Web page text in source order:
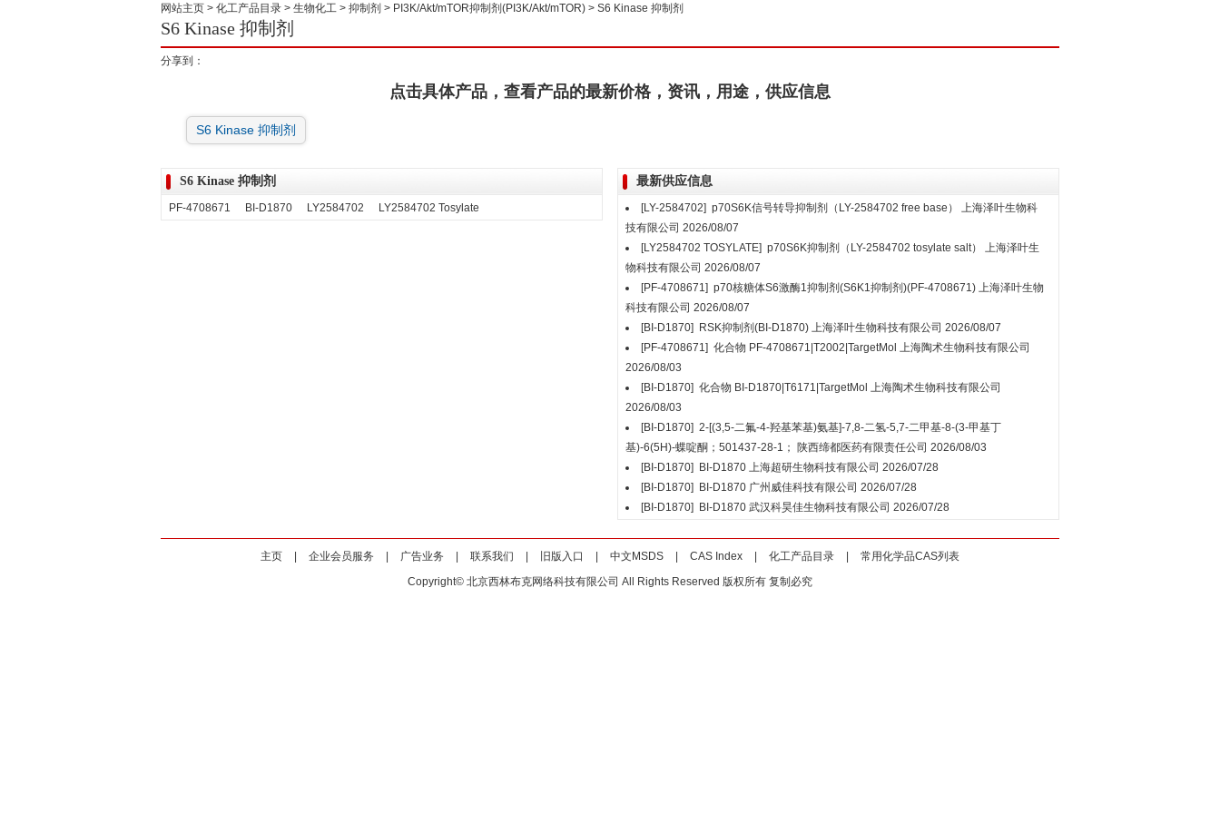
网站主页 > 化工产品目录 > 生物化工 > 抑制剂 > PI3K/Akt/mTOR抑制剂(PI3K/Akt/mTOR) > S6 Kinase 抑制剂
S6 Kinase 抑制剂
分享到：
点击具体产品，查看产品的最新价格，资讯，用途，供应信息
S6 Kinase 抑制剂
S6 Kinase 抑制剂
PF-4708671 BI-D1870 LY2584702 LY2584702 Tosylate
最新供应信息
[LY-2584702] p70S6K信号转导抑制剂（LY-2584702 free base）
上海泽叶生物科
技有限公司 2026/08/07
[LY2584702 TOSYLATE] p70S6K抑制剂（LY-2584702 tosylate salt）
上海泽叶生
物科技有限公司 2026/08/07
[PF-4708671] p70核糖体S6激酶1抑制剂(S6K1抑制剂)(PF-4708671) 上海泽叶生物
科技有限公司 2026/08/07
[BI-D1870]
RSK抑制剂(BI-D1870) 上海泽叶生物科技有限公司 2026/08/07
[PF-4708671] 化合物 PF-4708671|T2002|TargetMol 上海陶术生物科技有限公司
2026/08/03
[BI-D1870] 化合物 BI-D1870|T6171|TargetMol 上海陶术生物科技有限公司
2026/08/03
[BI-D1870] 2-[(3,5-二氟-4-羟基苯基)氨基]-7,8-二氢-5,7-二甲基-8-(3-甲基丁
基)-6(5H)-蝶啶酮；501437-28-1；
陕西缔都医药有限责任公司 2026/08/03
[BI-D1870]
BI-D1870 上海超研生物科技有限公司 2026/07/28
[BI-D1870]
BI-D1870 广州威佳科技有限公司 2026/07/28
[BI-D1870]
BI-D1870 武汉科昊佳生物科技有限公司 2026/07/28
主页 企业会员服务 广告业务 联系我们 旧版入口 中文MSDS CAS Index 化工产品目录
常用化学品CAS列表
Copyright© 北京西林布克网络科技有限公司 All Rights Reserved 版权所有 复制必究